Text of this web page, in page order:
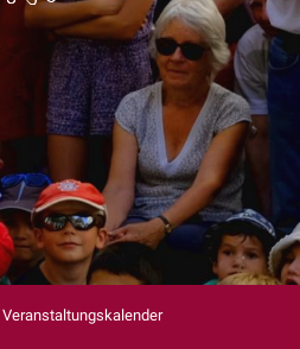
Veranstaltungskalender